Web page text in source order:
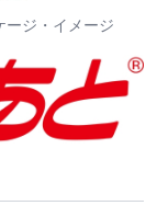
ージ・イメージ